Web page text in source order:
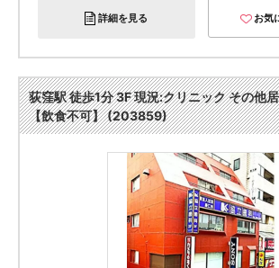
詳細を見る お気
荻窪駅 徒歩1分 3F 現況:クリニック その他
【飲食不可】 (203859)